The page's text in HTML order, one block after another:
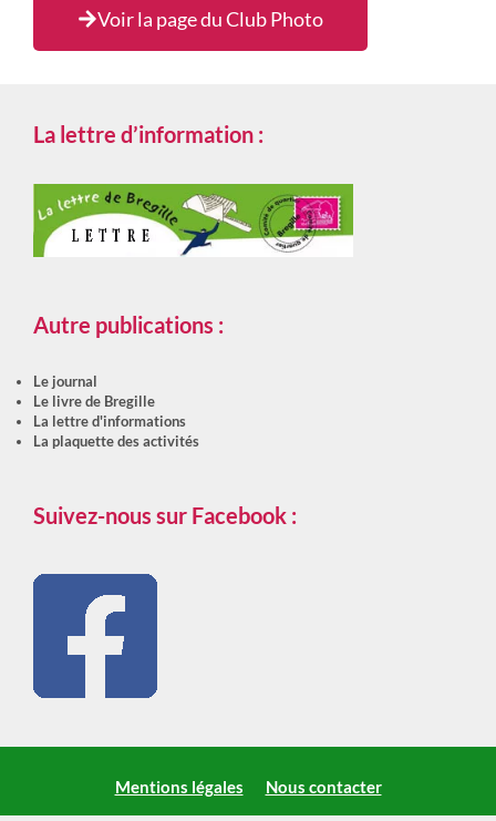
Voir la page du Club Photo
La lettre d’information :
Autre publications :
Le journal
Le livre de Bregille
La lettre d'informations
La plaquette des activités
Suivez-nous sur Facebook :
Mentions légales Nous contacter